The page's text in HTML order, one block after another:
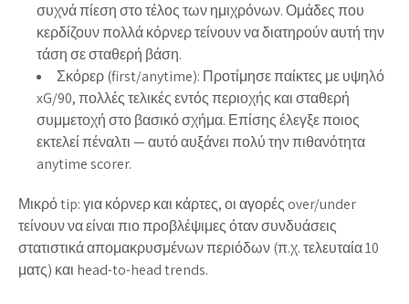
συχνά πίεση στο τέλος των ημιχρόνων. Ομάδες που
κερδίζουν πολλά κόρνερ τείνουν να διατηρούν αυτή την
τάση σε σταθερή βάση.
Σκόρερ (first/anytime): Προτίμησε παίκτες με υψηλό
xG/90, πολλές τελικές εντός περιοχής και σταθερή
συμμετοχή στο βασικό σχήμα. Επίσης έλεγξε ποιος
εκτελεί πέναλτι — αυτό αυξάνει πολύ την πιθανότητα
anytime scorer.
Μικρό tip: για κόρνερ και κάρτες, οι αγορές over/under
τείνουν να είναι πιο προβλέψιμες όταν συνδυάσεις
στατιστικά απομακρυσμένων περιόδων (π.χ. τελευταία 10
ματς) και head-to-head trends.